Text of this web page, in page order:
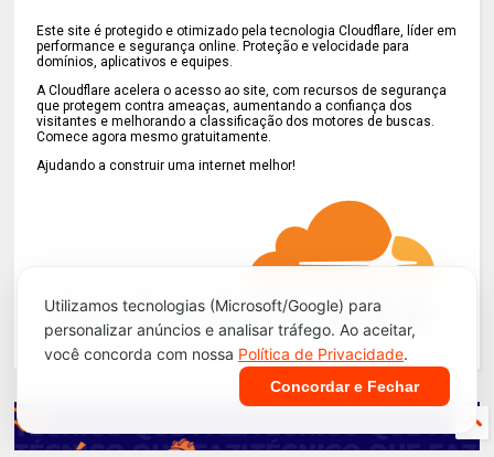
Utilizamos tecnologias (Microsoft/Google) para
personalizar anúncios e analisar tráfego. Ao aceitar,
você concorda com nossa Política de Privacidade.
Concordar e Fechar
Este site é protegido e otimizado pela tecnologia Cloudflare, líder em
performance e segurança online. Proteção e velocidade para
domínios, aplicativos e equipes.
A Cloudflare acelera o acesso ao site, com recursos de segurança
que protegem contra ameaças, aumentando a confiança dos
visitantes e melhorando a classificação dos motores de buscas.
Comece agora mesmo gratuitamente.
Ajudando a construir uma internet melhor!